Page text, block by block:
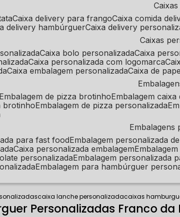
caixa delivery para frango caixa comida
delivery hambúrguer caixa delivery
caixas
caixa bolo personalizada caixa
caixa personalizada com logomarca
caixa embalagem personalizada caixa de
embalagem de pizza brotinho embalagem
brotinho
embalagem de pizza personalizada
para fast food embalagem personalizada
caixa personalizada embalagem
personalizada
embalagem personalizada
embalagem para hambúrguer
caixa lanche personalizadacaixas
Personalizadas Franco da